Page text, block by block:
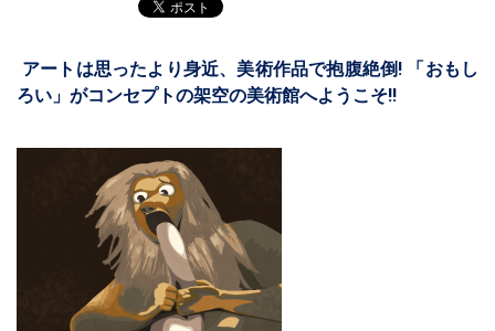
アートは思ったより身近、美術作品で抱腹絶倒! 「おもし
ろい」がコンセプトの架空の美術館へようこそ!!